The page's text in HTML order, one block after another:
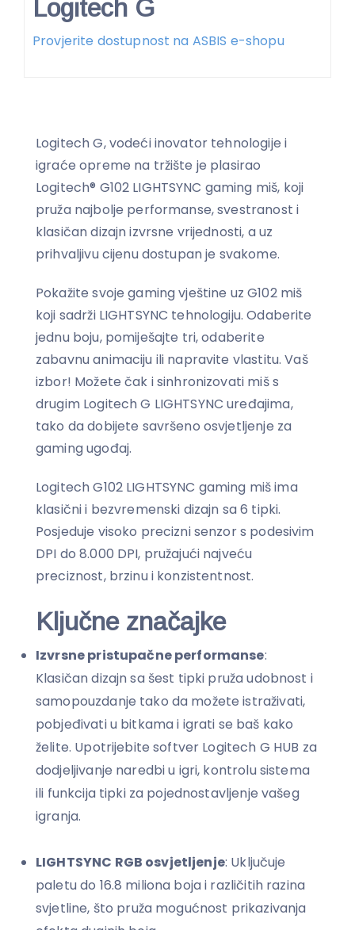
Logitech G
Provjerite dostupnost na ASBIS e-shopu
Logitech G, vodeći inovator tehnologije i
igraće opreme na tržište je plasirao
Logitech® G102 LIGHTSYNC gaming miš, koji
pruža najbolje performanse, svestranost i
klasičan dizajn izvrsne vrijednosti, a uz
prihvaljivu cijenu dostupan je svakome.
Pokažite svoje gaming vještine uz G102 miš
koji sadrži LIGHTSYNC tehnologiju. Odaberite
jednu boju, pomiješajte tri, odaberite
zabavnu animaciju ili napravite vlastitu. Vaš
izbor! Možete čak i sinhronizovati miš s
drugim Logitech G LIGHTSYNC uređajima,
tako da dobijete savršeno osvjetljenje za
gaming ugođaj.
Logitech G102 LIGHTSYNC gaming miš ima
klasični i bezvremenski dizajn sa 6 tipki.
Posjeduje visoko precizni senzor s podesivim
DPI do 8.000 DPI, pružajući najveću
preciznost, brzinu i konzistentnost.
Ključne značajke
Izvrsne pristupačne performanse:
Klasičan dizajn sa šest tipki pruža udobnost i
samopouzdanje tako da možete istraživati,
pobjeđivati u bitkama i igrati se baš kako
želite. Upotrijebite softver Logitech G HUB za
dodjeljivanje naredbi u igri, kontrolu sistema
ili funkcija tipki za pojednostavljenje vašeg
igranja.
LIGHTSYNC RGB osvjetljenje: Uključuje
paletu do 16.8 miliona boja i različitih razina
svjetline, što pruža mogućnost prikazivanja